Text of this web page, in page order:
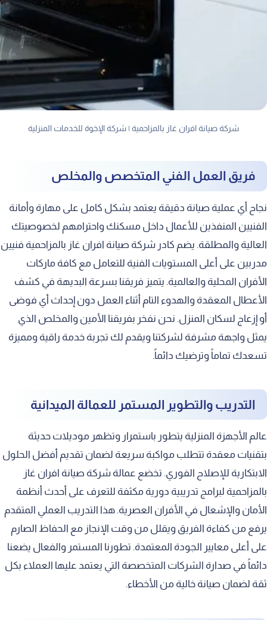
شركة صيانة افران غاز بالمزاحمية | شركة الإخوة للخدمات المنزلية
فريق العمل الفني المتخصص والمخلص
نجاح أي عملية صيانة دقيقة يعتمد بشكل كامل على مهارة وأمانة
الفنيين المنفذين للأعمال داخل مسكنك واحترامهم لخصوصيتك
العالية والمطلقة. يضم كادر شركة صيانة افران غاز بالمزاحمية فنيين
مدربين على أعلى المستويات الفنية للتعامل مع كافة ماركات
الأفران المحلية والعالمية. يتميز فريقنا بسرعة البديهة في كشف
الأعطال المعقدة والهدوء التام أثناء العمل دون إحداث أي فوضى
أو إزعاج لسكان المنزل. نحن نفخر بفريقنا الأمين والمخلص الذي
يمثل واجهة مشرفة لشركتنا ويقدم لك تجربة خدمة راقية ومميزة
تسعدك تماماً وترضيك دائماً.
التدريب والتطوير المستمر للعمالة الميدانية
عالم الأجهزة المنزلية يتطور باستمرار وتظهر موديلات حديثة
بتقنيات معقدة تتطلب مواكبة سريعة لضمان تقديم أفضل الحلول
الابتكارية للإصلاح الفوري. تخضع عمالة شركة صيانة افران غاز
بالمزاحمية لبرامج تدريبية دورية مكثفة للتعرف على أحدث أنظمة
الأمان والإشعال في الأفران العصرية. هذا التدريب العملي المتقدم
يرفع من كفاءة الفريق ويقلل من وقت الإنجاز مع الحفاظ الصارم
على أعلى معايير الجودة المعتمدة. تطورنا المستمر والفعال يضعنا
دائماً في صدارة الشركات المتخصصة التي يعتمد عليها العملاء بكل
ثقة لضمان صيانة خالية من الأخطاء.